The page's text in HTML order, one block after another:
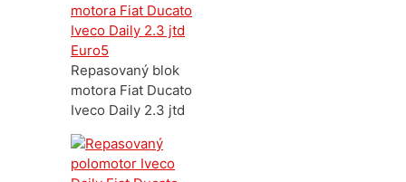
Repasovaný blok
motora Fiat Ducato
Iveco Daily 2.3 jtd